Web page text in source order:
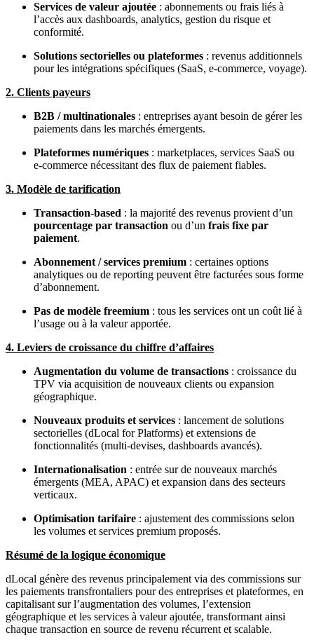
Services de valeur ajoutée : abonnements ou frais liés à
l’accès aux dashboards, analytics, gestion du risque et
conformité.
Solutions sectorielles ou plateformes : revenus additionnels
pour les intégrations spécifiques (SaaS, e‑commerce, voyage).
2. Clients payeurs
B2B / multinationales : entreprises ayant besoin de gérer les
paiements dans les marchés émergents.
Plateformes numériques : marketplaces, services SaaS ou
e‑commerce nécessitant des flux de paiement fiables.
3. Modèle de tarification
Transaction-based : la majorité des revenus provient d’un
pourcentage par transaction ou d’un frais fixe par
paiement.
Abonnement / services premium : certaines options
analytiques ou de reporting peuvent être facturées sous forme
d’abonnement.
Pas de modèle freemium : tous les services ont un coût lié à
l’usage ou à la valeur apportée.
4. Leviers de croissance du chiffre d’affaires
Augmentation du volume de transactions : croissance du
TPV via acquisition de nouveaux clients ou expansion
géographique.
Nouveaux produits et services : lancement de solutions
sectorielles (dLocal for Platforms) et extensions de
fonctionnalités (multi-devises, dashboards avancés).
Internationalisation : entrée sur de nouveaux marchés
émergents (MEA, APAC) et expansion dans des secteurs
verticaux.
Optimisation tarifaire : ajustement des commissions selon
les volumes et services premium proposés.
Résumé de la logique économique
dLocal génère des revenus principalement via des commissions sur
les paiements transfrontaliers pour des entreprises et plateformes, en
capitalisant sur l’augmentation des volumes, l’extension
géographique et les services à valeur ajoutée, transformant ainsi
chaque transaction en source de revenu récurrent et scalable.